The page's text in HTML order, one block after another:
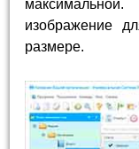
изображение
размере.